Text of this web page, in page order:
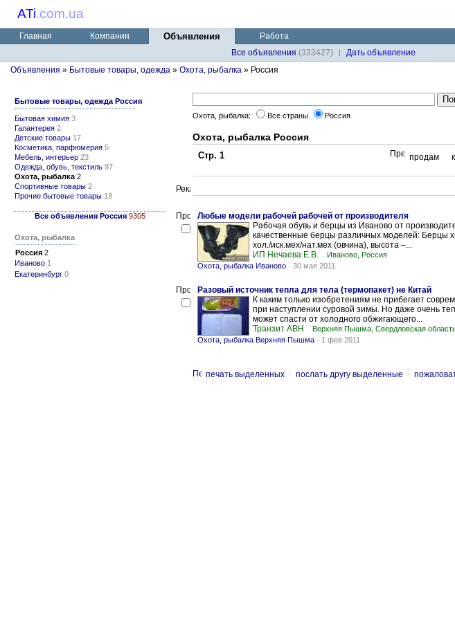
ATi.com.ua
Главная Компании Объявления
Работа
Все объявления (333427)
Дaть объявление
Объявления » Бытовые товары, одежда » Охота, рыбалка » Россия
Бытовые товары, одежда Россия
Бытовая химия 3
Галантерея 2
Детские товары 17
Косметика, парфюмерия 5
Мебель, интерьер 23
Одежда, обувь, текстиль 97
Охота, рыбалка 2
Спортивные товары 2
Прочие бытовые товары 13
Все объявления Россия 9305
Охота, рыбалка
Россия 2
Иваново 1
Екатеринбург 0
Охота, рыбалка: Все страны Россия
Охота, рыбалка Россия
Стр. 1 продам
Любые модели рабочей рабочей от производителя
Рабочая обувь и берцы из Иваново от
качественные берцы различных моделей: Берцы
хол./иск.мех/нат.мех (овчина), высота –...
ИП Нечаева Е.В.
Иваново, Россия
Охота, рыбалка Иваново - 30 мая 2011
Разовый источник тепла для тела (термопакет) не Китай
К каким только изобретениям не прибегает
при наступлении суровой зимы. Но даже очень
может спасти от холодного обжигающего...
Транзит АВН
Верхняя Пышма, Свердловская
Охота, рыбалка Верхняя Пышма - 1 фев 2011
печать выделенных - послать другу выделенные -